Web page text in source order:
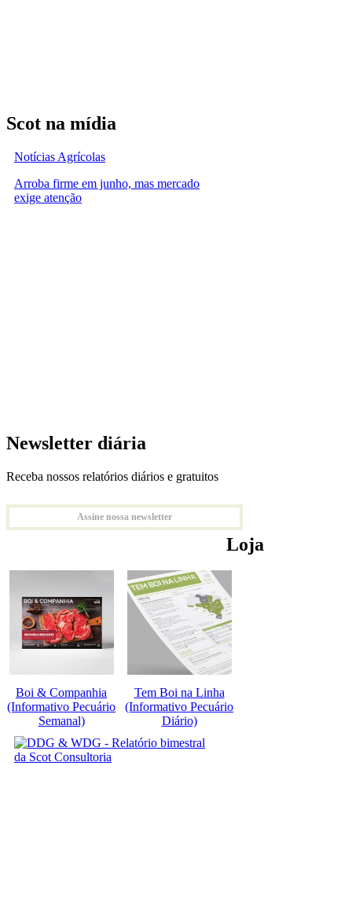
Scot na mídia
Notícias Agrícolas
Arroba firme em junho, mas mercado
exige atenção
Newsletter diária
Receba nossos relatórios diários e gratuitos
Assine nossa newsletter
Loja
Boi & Companhia
(Informativo Pecuário
Semanal)
Tem Boi na Linha
(Informativo Pecuário
Diário)